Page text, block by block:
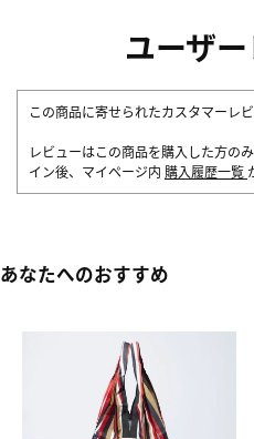
ユーザ
この商品に寄せられたカスタマーレ
レビューはこの商品を購入した方の
イン後、マイページ内 購入履歴一覧
あなたへのおすすめ